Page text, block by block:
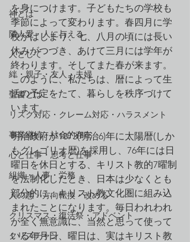
神とは
隣人愛・人に与える
人として
絆・親子・友人・夫婦
聖書とは
リスク対応・クレーム対応・ハラスメント
事業継続・社会的存在
心と仕事・思考と仕事
組織・人事・労務
人の悪・方向転換・改める
クリスマス・復活祭・アドベント
クリスチャン
を身につけます。子どもたちの学校も
季節によって変わります。春四月に学
校がはじまり、七、八月の頃には長い
休みがつづき、あけて三月には学年が
終わります。そしてまた春が来ます。
このように、私たちは、暦によって生
活の予定をたて、暮らしを秩序づけて
います。
明治政府が1873(明治6)年に太陽暦(しか
もグレゴリオ暦)を採用し、76年には日
曜日を休日とする、キリスト教的7曜制
を法制化したとき、日本は少なくとも
部分的に、キリスト教文化圏に組み込
まれたことになります。毎日われわれ
が全く無意識に、当然と思って使って
いる年月日、曜日は、実はキリスト教